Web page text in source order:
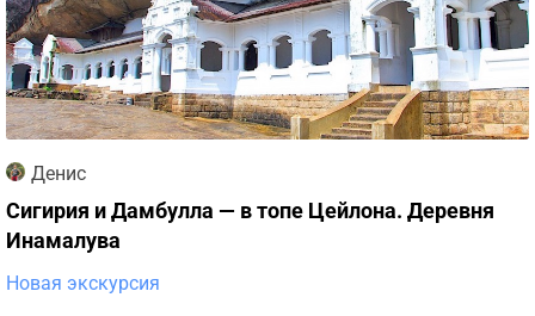
Денис
Сигирия и Дамбулла — в топе Цейлона. Деревня
Инамалува
Новая экскурсия